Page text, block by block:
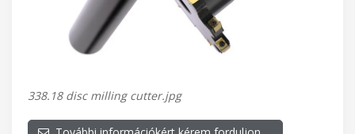
338.18 disc milling cutter.jpg